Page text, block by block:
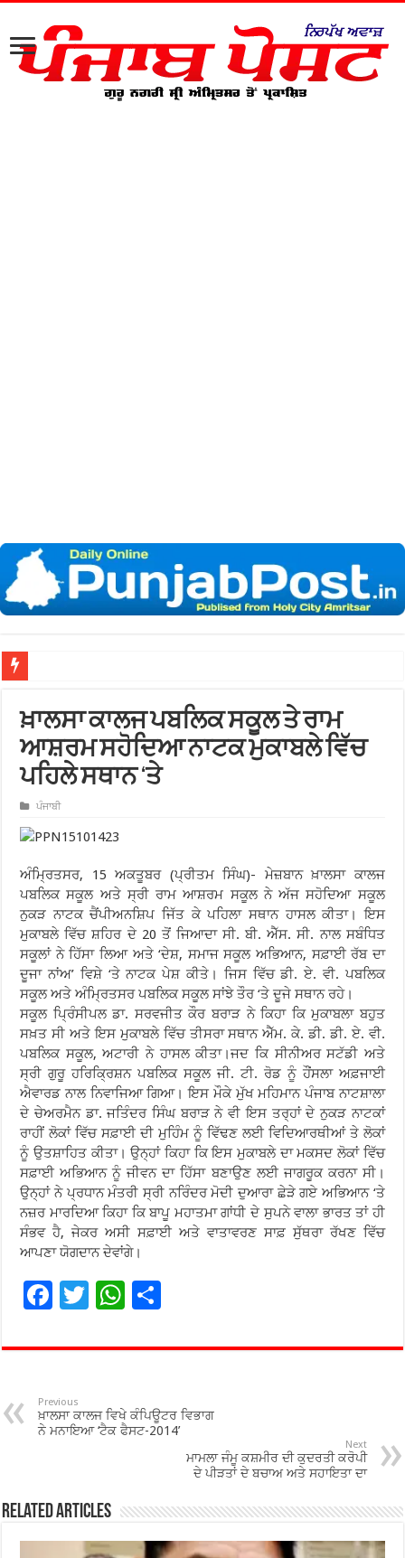
ਖ਼ਾਲਸਾ ਕਾਲਜ ਪਬਲਿਕ ਸਕੂਲ ਤੇ ਰਾਮ
ਆਸ਼ਰਮ ਸਹੋਦਿਆ ਨਾਟਕ ਮੁਕਾਬਲੇ ਵਿੱਚ
ਪਹਿਲੇ ਸਥਾਨ ‘ਤੇ
ਪੰਜਾਬੀ
ਅੰਮ੍ਰਿਤਸਰ, 15 ਅਕਤੂਬਰ (ਪ੍ਰੀਤਮ ਸਿੰਘ)- ਮੇਜ਼ਬਾਨ ਖ਼ਾਲਸਾ ਕਾਲਜ
ਪਬਲਿਕ ਸਕੂਲ ਅਤੇ ਸ੍ਰੀ ਰਾਮ ਆਸ਼ਰਮ ਸਕੂਲ ਨੇ ਅੱਜ ਸਹੋਦਿਆ ਸਕੂਲ
ਨੁਕੜ ਨਾਟਕ ਚੈਂਪੀਅਨਸ਼ਿਪ ਜਿੱਤ ਕੇ ਪਹਿਲਾ ਸਥਾਨ ਹਾਸਲ ਕੀਤਾ। ਇਸ
ਮੁਕਾਬਲੇ ਵਿੱਚ ਸ਼ਹਿਰ ਦੇ 20 ਤੋਂ ਜਿਆਦਾ ਸੀ. ਬੀ. ਐੱਸ. ਸੀ. ਨਾਲ ਸਬੰਧਿਤ
ਸਕੂਲਾਂ ਨੇ ਹਿੱਸਾ ਲਿਆ ਅਤੇ ‘ਦੇਸ਼, ਸਮਾਜ ਸਕੂਲ ਅਭਿਆਨ, ਸਫ਼ਾਈ ਰੱਬ ਦਾ
ਦੂਜਾ ਨਾਂਅ’ ਵਿਸ਼ੇ ‘ਤੇ ਨਾਟਕ ਪੇਸ਼ ਕੀਤੇ। ਜਿਸ ਵਿੱਚ ਡੀ. ਏ. ਵੀ. ਪਬਲਿਕ
ਸਕੂਲ ਅਤੇ ਅੰਮ੍ਰਿਤਸਰ ਪਬਲਿਕ ਸਕੂਲ ਸਾਂਝੇ ਤੌਰ ‘ਤੇ ਦੂਜੇ ਸਥਾਨ ਰਹੇ।
ਸਕੂਲ ਪ੍ਰਿੰਸੀਪਲ ਡਾ. ਸਰਵਜੀਤ ਕੌਰ ਬਰਾੜ ਨੇ ਕਿਹਾ ਕਿ ਮੁਕਾਬਲਾ ਬਹੁਤ
ਸਖ਼ਤ ਸੀ ਅਤੇ ਇਸ ਮੁਕਾਬਲੇ ਵਿੱਚ ਤੀਸਰਾ ਸਥਾਨ ਐੱਮ. ਕੇ. ਡੀ. ਡੀ. ਏ. ਵੀ.
ਪਬਲਿਕ ਸਕੂਲ, ਅਟਾਰੀ ਨੇ ਹਾਸਲ ਕੀਤਾ।ਜਦ ਕਿ ਸੀਨੀਅਰ ਸਟੱਡੀ ਅਤੇ
ਸ੍ਰੀ ਗੁਰੂ ਹਰਿਕ੍ਰਿਸ਼ਨ ਪਬਲਿਕ ਸਕੂਲ ਜੀ. ਟੀ. ਰੋਡ ਨੂੰ ਹੌਂਸਲਾ ਅਫ਼ਜਾਈ
ਐਵਾਰਡ ਨਾਲ ਨਿਵਾਜਿਆ ਗਿਆ। ਇਸ ਮੌਕੇ ਮੁੱਖ ਮਹਿਮਾਨ ਪੰਜਾਬ ਨਾਟਸ਼ਾਲਾ
ਦੇ ਚੇਅਰਮੈਨ ਡਾ. ਜਤਿੰਦਰ ਸਿੰਘ ਬਰਾੜ ਨੇ ਵੀ ਇਸ ਤਰ੍ਹਾਂ ਦੇ ਨੁਕੜ ਨਾਟਕਾਂ
ਰਾਹੀਂ ਲੋਕਾਂ ਵਿੱਚ ਸਫ਼ਾਈ ਦੀ ਮੁਹਿੰਮ ਨੂੰ ਵਿੱਢਣ ਲਈ ਵਿਦਿਆਰਥੀਆਂ ਤੇ ਲੋਕਾਂ
ਨੂੰ ਉਤਸ਼ਾਹਿਤ ਕੀਤਾ। ਉਨ੍ਹਾਂ ਕਿਹਾ ਕਿ ਇਸ ਮੁਕਾਬਲੇ ਦਾ ਮਕਸਦ ਲੋਕਾਂ ਵਿੱਚ
ਸਫ਼ਾਈ ਅਭਿਆਨ ਨੂੰ ਜੀਵਨ ਦਾ ਹਿੱਸਾ ਬਣਾਉਣ ਲਈ ਜਾਗਰੂਕ ਕਰਨਾ ਸੀ।
ਉਨ੍ਹਾਂ ਨੇ ਪ੍ਰਧਾਨ ਮੰਤਰੀ ਸ੍ਰੀ ਨਰਿੰਦਰ ਮੋਦੀ ਦੁਆਰਾ ਛੇੜੇ ਗਏ ਅਭਿਆਨ ‘ਤੇ
ਨਜ਼ਰ ਮਾਰਦਿਆ ਕਿਹਾ ਕਿ ਬਾਪੂ ਮਹਾਤਮਾ ਗਾਂਧੀ ਦੇ ਸੁਪਨੇ ਵਾਲਾ ਭਾਰਤ ਤਾਂ ਹੀ
ਸੰਭਵ ਹੈ, ਜੇਕਰ ਅਸੀ ਸਫ਼ਾਈ ਅਤੇ ਵਾਤਾਵਰਣ ਸਾਫ਼ ਸੁੱਥਰਾ ਰੱਖਣ ਵਿੱਚ
ਆਪਣਾ ਯੋਗਦਾਨ ਦੇਵਾਂਗੇ।
F
e
o
o
T
tt
W
at
p
p
ar
Previous
ਖ਼ਾਲਸਾ ਕਾਲਜ ਵਿਖੇ ਕੰਪਿਊਟਰ ਵਿਭਾਗ
ਨੇ ਮਨਾਇਆ ‘ਟੈਕ ਫੈਸਟ-2014’
Next
ਮਾਮਲਾ ਜੰਮੂ ਕਸ਼ਮੀਰ ਦੀ ਕੁਦਰਤੀ ਕਰੋਪੀ
ਦੇ ਪੀੜਤਾਂ ਦੇ ਬਚਾਅ ਅਤੇ ਸਹਾਇਤਾ ਦਾ
Related Articles